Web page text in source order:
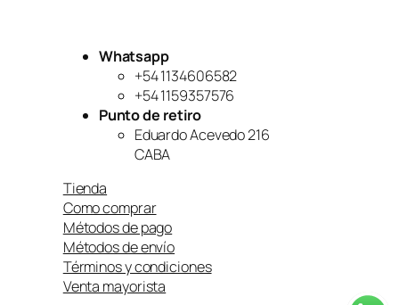
Whatsapp
+54 1134606582
+54 1159357576
Punto de retiro
Eduardo Acevedo 216
CABA
Tienda
Como comprar
Métodos de pago
Métodos de envío
Términos y condiciones
Venta mayorista